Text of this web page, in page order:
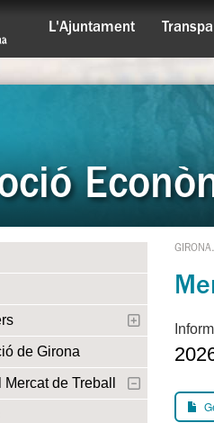
L'Ajuntament
de Girona
de Treball